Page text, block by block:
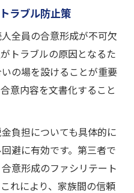
ラブル防止策
全員の合意形成が不可欠
トラブルの原因となるた
の場を設けることが重要
意内容を文書化すること
負担についても具体的に
避に有効です。第三者で
意形成のファシリテート
れにより、家族間の信頼